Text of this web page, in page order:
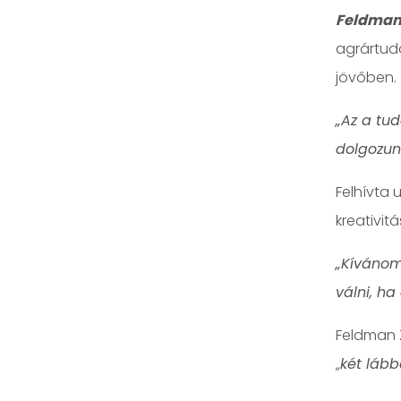
jövőben.
„Az a
Felhívta
válni,
„két